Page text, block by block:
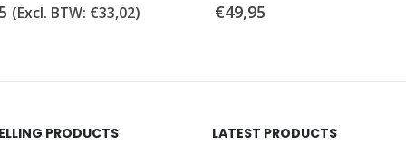
(Excl. BTW: €33,02) €49,95
PRODUCTS LATEST PRODUCTS